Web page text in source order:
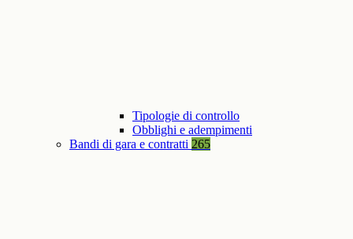
Tipologie di controllo
Obblighi e adempimenti
Bandi di gara e contratti 265